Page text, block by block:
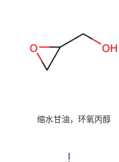
缩水甘油，环氧丙醇